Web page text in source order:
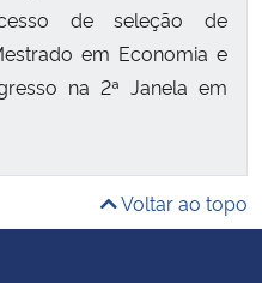
de seleção de
em Economia e
na 2ª Janela em
Voltar ao topo